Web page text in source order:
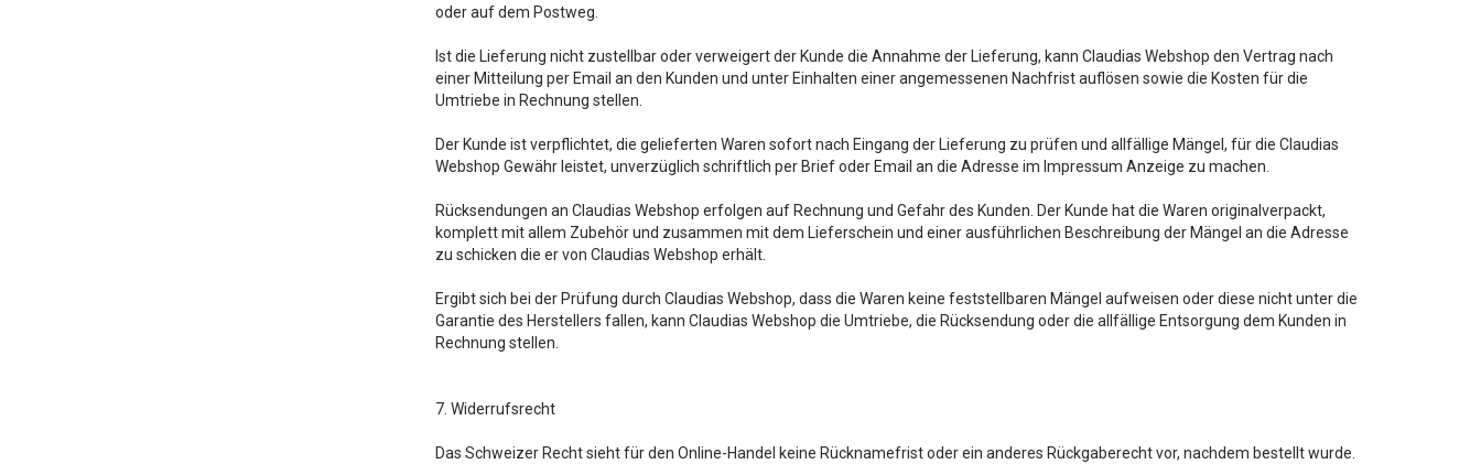
oder auf dem Postweg.
Ist die Lieferung nicht zustellbar oder verweigert der Kunde die Annahme der Lieferung, kann Claudias Webshop den Vertrag nach
einer Mitteilung per Email an den Kunden und unter Einhalten einer angemessenen Nachfrist auflösen sowie die Kosten für die
Umtriebe in Rechnung stellen.
Der Kunde ist verpflichtet, die gelieferten Waren sofort nach Eingang der Lieferung zu prüfen und allfällige Mängel, für die Claudias
Webshop Gewähr leistet, unverzüglich schriftlich per Brief oder Email an die Adresse im Impressum Anzeige zu machen.
Rücksendungen an Claudias Webshop erfolgen auf Rechnung und Gefahr des Kunden. Der Kunde hat die Waren originalverpackt,
komplett mit allem Zubehör und zusammen mit dem Lieferschein und einer ausführlichen Beschreibung der Mängel an die Adresse
zu schicken die er von Claudias Webshop erhält.
Ergibt sich bei der Prüfung durch Claudias Webshop, dass die Waren keine feststellbaren Mängel aufweisen oder diese nicht unter die
Garantie des Herstellers fallen, kann Claudias Webshop die Umtriebe, die Rücksendung oder die allfällige Entsorgung dem Kunden in
Rechnung stellen.
7. Widerrufsrecht
Das Schweizer Recht sieht für den Online-Handel keine Rücknamefrist oder ein anderes Rückgaberecht vor, nachdem bestellt wurde.